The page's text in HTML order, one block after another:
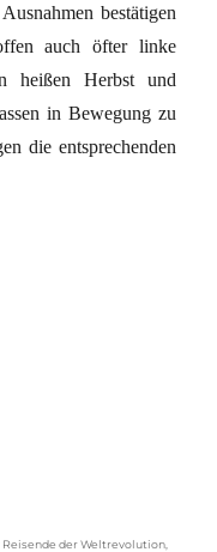
bestätigen
auch öfter linke
heißen Herbst und
in Bewegung zu
die entsprechenden
Linke“
der Weltrevolution